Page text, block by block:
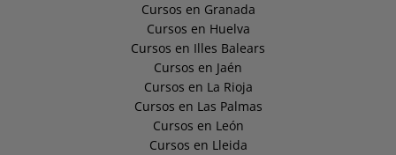
Cursos en Granada
Cursos en Huelva
Cursos en Illes Balears
Cursos en Jaén
Cursos en La Rioja
Cursos en Las Palmas
Cursos en León
Cursos en Lleida